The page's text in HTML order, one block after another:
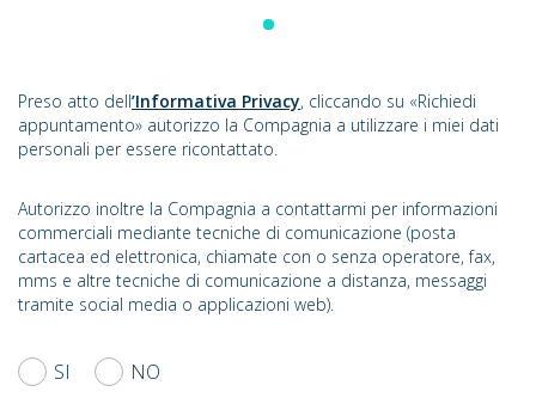
Preso atto dell’Informativa Privacy, cliccando su «Richiedi
appuntamento» autorizzo la Compagnia a utilizzare i miei dati
personali per essere ricontattato.
Autorizzo inoltre la Compagnia a contattarmi per informazioni
commerciali mediante tecniche di comunicazione (posta
cartacea ed elettronica, chiamate con o senza operatore, fax,
mms e altre tecniche di comunicazione a distanza, messaggi
tramite social media o applicazioni web).
SI NO